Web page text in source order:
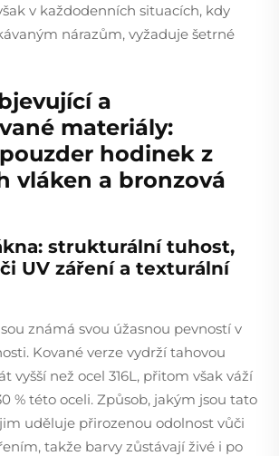
v každodenních situacích, kdy
nárazům, vyžaduje šetrné
a
materiály:
hodinek z
vláken a bronzová
strukturální tuhost,
UV záření a texturální
známá svou úžasnou pevností v
Kované verze vydrží tahovou
vyšší než ocel 316L, přitom však váží
% této oceli. Způsob, jakým jsou tato
uděluje přirozenou odolnost vůči
takže barvy zůstávají živé i po